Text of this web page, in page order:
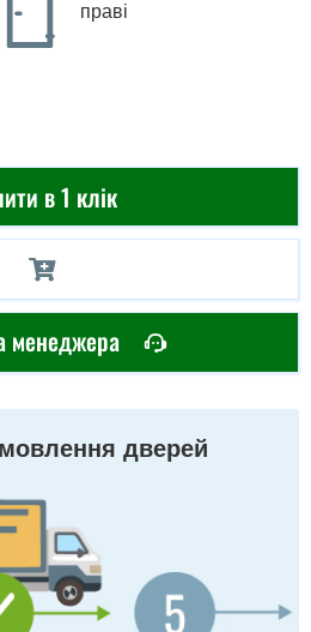
праві
в 1 клік
менеджера
дверей